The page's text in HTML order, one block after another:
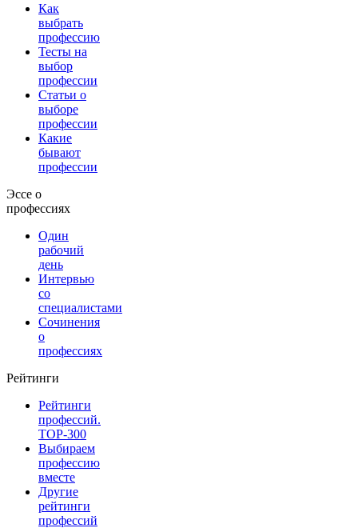
Как
выбрать
профессию
Тесты на
выбор
профессии
Статьи о
выборе
профессии
Какие
бывают
профессии
Эссе о
профессиях
Один
рабочий
день
Интервью
со
специалистами
Сочинения
о
профессиях
Рейтинги
Рейтинги
профессий.
TOP-300
Выбираем
профессию
вместе
Другие
рейтинги
профессий